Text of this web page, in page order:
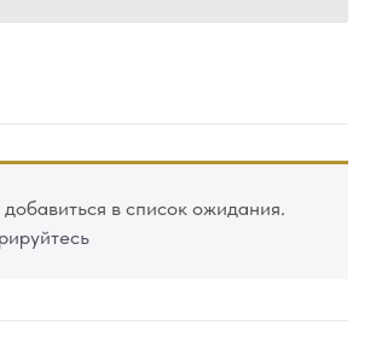
в список ожидания.